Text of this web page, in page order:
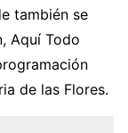
también se
Aquí Todo
de las Flores.